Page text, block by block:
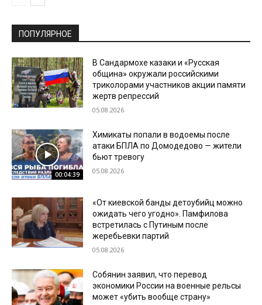
ПОПУЛЯРНОЕ
В Сандармохе казаки и «Русская
община» окружали российскими
триколорами участников акции памяти
жертв репрессий
05.08.2026
00:04:39
Химикаты попали в водоемы после
атаки БПЛА по Домодедово — жители
бьют тревогу
05.08.2026
«От киевской банды детоубийц можно
ожидать чего угодно». Памфилова
встретилась с Путиным после
жеребьевки партий
05.08.2026
Собянин заявил, что перевод
экономики России на военные рельсы
может «убить вообще страну»